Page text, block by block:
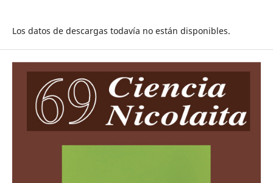
Los datos de descargas todavía no están disponibles.